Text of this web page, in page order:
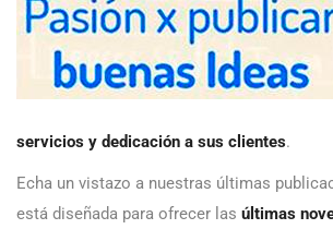
servicios y dedicación a sus clientes.
Echa un vistazo a nuestras últimas
está diseñada para ofrecer las últimas